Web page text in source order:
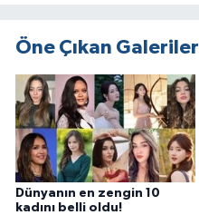
Öne Çıkan Galeriler
Dünyanın en zengin 10
kadını belli oldu!